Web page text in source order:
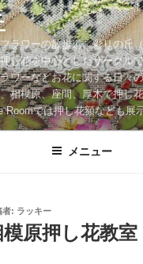
ラワーの散歩道。彩りの丘
し花を中心としたサークル
ワーなどお花に関する日々
相模原、座間、厚木で押し
Roomでは押し花額なども展
メニュー
者: ラッキー
原押し花教室